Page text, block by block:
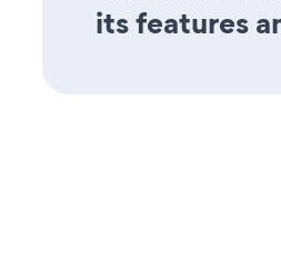
its features